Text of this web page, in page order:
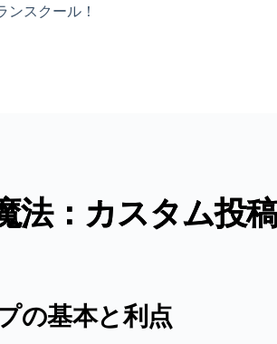
ンスクール！
法：カスタム投
の基本と利点